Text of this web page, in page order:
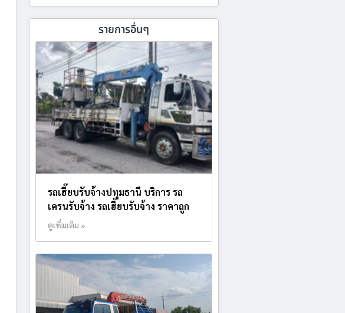
รายการอื่นๆ
รถเฮี๊ยบรับจ้างปทุมธานี บริการ รถ
เครนรับจ้าง รถเฮี๊ยบรับจ้าง ราคาถูก
ดูเพิ่มเติม »